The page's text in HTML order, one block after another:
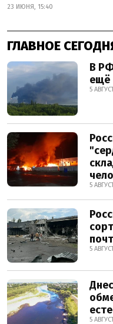
23 ИЮНЯ, 15:40
ГЛАВНОЕ
В
ещё
5
5
5
5